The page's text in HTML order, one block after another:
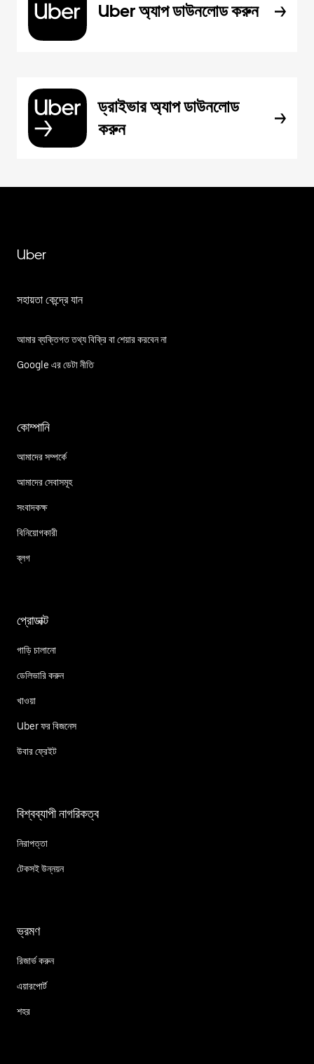
Uber অ্যাপ ডাউনলোড করুন
ড্রাইভার অ্যাপ ডাউনলোড
করুন
Uber
সহায়তা কেন্দ্রে যান
আমার ব্যক্তিগত তথ্য বিক্রি বা শেয়ার করবেন না
Google এর ডেটা নীতি
কোম্পানি
আমাদের সম্পর্কে
আমাদের সেবাসমূহ
সংবাদকক্ষ
বিনিয়োগকারী
ব্লগ
প্রোডাক্ট
গাড়ি চালানো
ডেলিভারি করুন
খাওয়া
Uber ফর বিজনেস
উবার ফ্রেইট
বিশ্বব্যাপী নাগরিকত্ব
নিরাপত্তা
টেকসই উন্নয়ন
ভ্রমণ
রিজার্ভ করুন
এয়ারপোর্ট
শহর